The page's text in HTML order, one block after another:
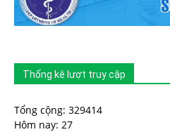
Thống kê lượt truy cập
Tổng cộng: 329414
Hôm nay: 27